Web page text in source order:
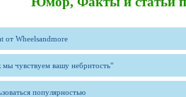
от Wheelsandmore
чувствуем вашу небритость"
популярностью